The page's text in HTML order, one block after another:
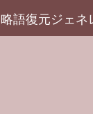
略語復元ジェネ